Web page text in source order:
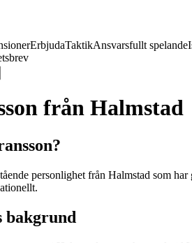
ErbjudaTaktikAnsvarsfullt spelande
från Halmstad
personlighet från Halmstad som
bakgrund